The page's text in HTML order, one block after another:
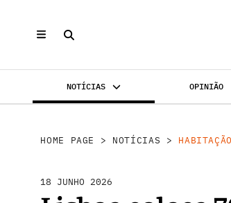
NOTÍCIAS OPINIÃO
HOME PAGE > NOTÍCIAS > HABITAÇÃO
18 JUNHO 2026